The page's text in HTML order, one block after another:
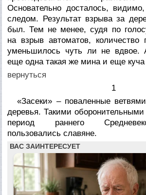
Основательно досталось,
следом. Результат взрыва за
был. Тем не менее, судя по
на взрыв автоматов, количество
уменьшилось чуть ли не вдвое.
еще одна такая же мина и еще куча
вернуться
1
«Засеки» – поваленные
деревья. Такими
период раннего
пользовались славяне.